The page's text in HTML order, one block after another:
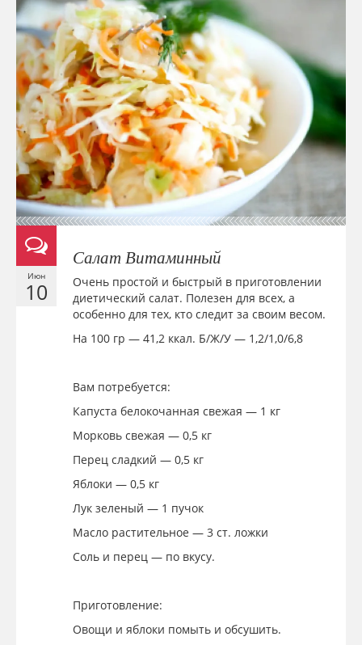
Июн
10
Салат Витаминный
Очень простой и быстрый в приготовлении
диетический салат. Полезен для всех, а
особенно для тех, кто следит за своим весом.
На 100 гр — 41,2 ккал. Б/Ж/У — 1,2/1,0/6,8
Вам потребуется:
Капуста белокочанная свежая — 1 кг
Морковь свежая — 0,5 кг
Перец сладкий — 0,5 кг
Яблоки — 0,5 кг
Лук зеленый — 1 пучок
Масло растительное — 3 ст. ложки
Соль и перец — по вкусу.
Приготовление:
Овощи и яблоки помыть и обсушить.